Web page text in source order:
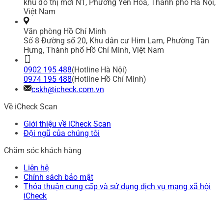
khu đô thị mới N1, Phường Yên Hòa, Thành phố Hà Nội,
Việt Nam
Văn phòng Hồ Chí Minh
Số 8 Đường số 20, Khu dân cư Him Lam, Phường Tân
Hưng, Thành phố Hồ Chí Minh, Việt Nam
0902 195 488(Hotline Hà Nội)
0974 195 488(Hotline Hồ Chí Minh)
cskh@icheck.com.vn
Về iCheck Scan
Giới thiệu về iCheck Scan
Đội ngũ của chúng tôi
Chăm sóc khách hàng
Liên hệ
Chính sách bảo mật
Thỏa thuận cung cấp và sử dụng dịch vụ mạng xã hội
iCheck